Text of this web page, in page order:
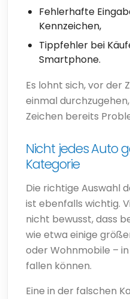
Fehlerhafte
Kennzeichen,
Tippfehler bei
Smartphone.
Es lohnt sich, vor der
einmal
Zeichen bereits
Nicht jedes Auto
Kategorie
Die richtige Auswahl
ist ebenfalls wichtig.
nicht bewusst, dass
wie etwa einige
oder Wohnmobile –
fallen können.
Eine in der falschen